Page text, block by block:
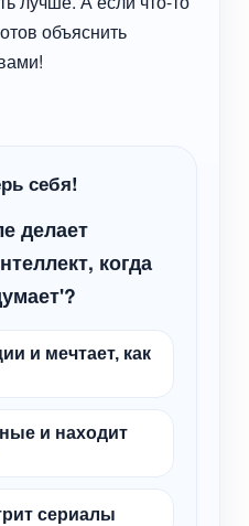
объяснить
себя!
делает
когда
и мечтает, как
и находит
сериалы